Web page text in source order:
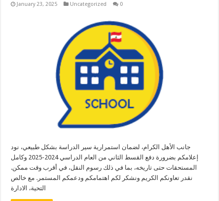
January 23, 2025 Uncategorized 0
جانب الأهل الكرام، لضمان استمرارية سير الدراسة بشكل طبيعي، نود
إعلامكم بضرورة دفع القسط الثاني من العام الدراسي 2024-2025 وكامل
المستحقات حتى تاريخه، بما في ذلك رسوم النقل، في أقرب وقت ممكن.
نقدر تعاونكم الكريم ونشكر لكم اهتمامكم ودعمكم المستمر. مع خالص
التحية، الادارة